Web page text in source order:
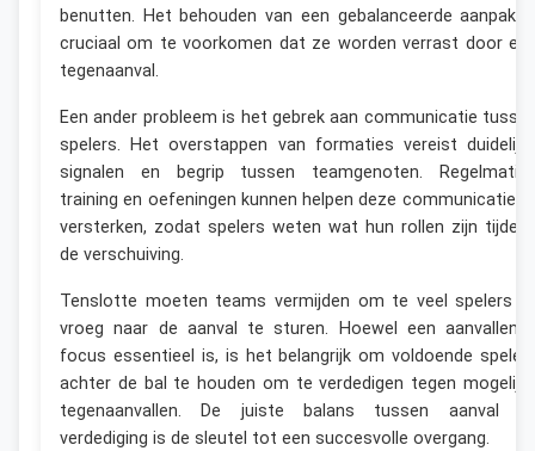
benutten. Het behouden van een gebalanceerde aanpak
cruciaal om te voorkomen dat ze worden verrast door
tegenaanval.
Een ander probleem is het gebrek aan communicatie
spelers. Het overstappen van formaties vereist
signalen en begrip tussen teamgenoten.
training en oefeningen kunnen helpen deze communicatie
versterken, zodat spelers weten wat hun rollen zijn
de verschuiving.
Tenslotte moeten teams vermijden om te veel spelers
vroeg naar de aanval te sturen. Hoewel een
focus essentieel is, is het belangrijk om voldoende
achter de bal te houden om te verdedigen tegen
tegenaanvallen. De juiste balans tussen aanval
verdediging is de sleutel tot een succesvolle overgang.